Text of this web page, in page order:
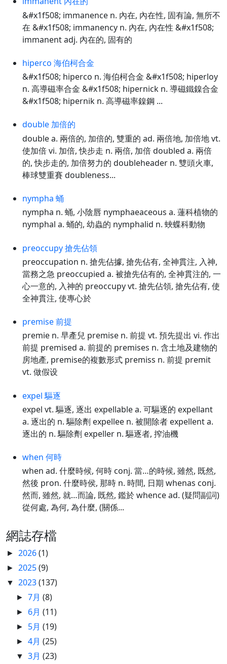
&#x1f508; immanence n. 內在, 內在性, 固有論, 無所不
在 &#x1f508; immanency n. 內在, 內在性 &#x1f508;
immanent adj. 內在的, 固有的
hiperco 海伯柯合金
&#x1f508; hiperco n. 海伯柯合金 &#x1f508; hiperloy
n. 高導磁率合金 &#x1f508; hipernick n. 導磁鐵鎳合金
&#x1f508; hipernik n. 高導磁率鎳鋼 ...
double 加倍的
double a. 兩倍的, 加倍的, 雙重的 ad. 兩倍地, 加倍地 vt.
使加倍 vi. 加倍, 快步走 n. 兩倍, 加倍 doubled a. 兩倍
的, 快步走的, 加倍努力的 doubleheader n. 雙頭火車,
棒球雙重賽 doubleness...
nympha 蛹
nympha n. 蛹, 小陰唇 nymphaeaceous a. 蓮科植物的
nymphal a. 蛹的, 幼蟲的 nymphalid n. 蛺蝶科動物
preoccupy 搶先佔領
preoccupation n. 搶先佔據, 搶先佔有, 全神貫注, 入神,
當務之急 preoccupied a. 被搶先佔有的, 全神貫注的, 一
心一意的, 入神的 preoccupy vt. 搶先佔領, 搶先佔有, 使
全神貫注, 使專心於
premise 前提
premie n. 早產兒 premise n. 前提 vt. 預先提出 vi. 作出
前提 premised a. 前提的 premises n. 含土地及建物的
房地產, premise的複數形式 premiss n. 前提 premit
vt. 做假设
expel 驅逐
expel vt. 驅逐, 逐出 expellable a. 可驅逐的 expellant
a. 逐出的 n. 驅除劑 expellee n. 被開除者 expellent a.
逐出的 n. 驅除劑 expeller n. 驅逐者, 搾油機
when 何時
when ad. 什麼時候, 何時 conj. 當…的時候, 雖然, 既然,
然後 pron. 什麼時侯, 那時 n. 時間, 日期 whenas conj.
然而, 雖然, 就…而論, 既然, 鑑於 whence ad. (疑問副詞)
從何處, 為何, 為什麼, (關係...
網誌存檔
► 2026(1)
► 2025(9)
▼ 2023(137)
►7月(8)
► 6月(11)
► 5月(19)
►4月(25)
▼3月(23)